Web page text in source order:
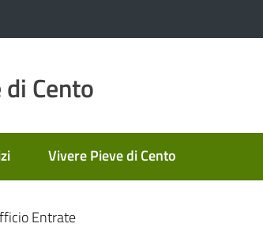
Cento
Vivere Pieve di Cento
Entrate